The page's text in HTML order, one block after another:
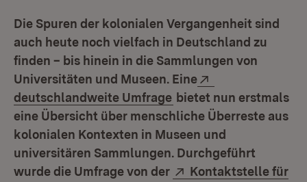
Die Spuren der kolonialen Vergangenheit sind
auch heute noch vielfach in Deutschland zu
finden – bis hinein in die Sammlungen von
Universitäten und Museen. Eine
deutschlandweite Umfrage (Öffnet in neuem
bietet nun erstmals
eine Übersicht über menschliche Überreste aus
kolonialen Kontexten in Museen und
universitären Sammlungen. Durchgeführt
wurde die Umfrage von der
Extern:
Kontaktstelle für